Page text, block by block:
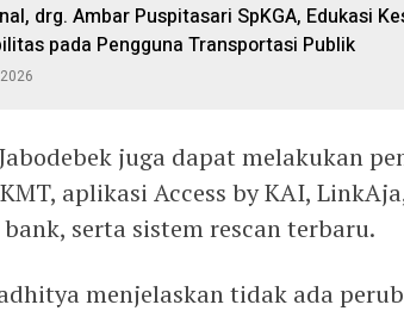
drg. Ambar Puspitasari SpKGA, Edukasi
pada Pengguna Transportasi Publik
juga dapat melakukan
aplikasi Access by KAI,
serta sistem rescan terbaru.
menjelaskan tidak ada